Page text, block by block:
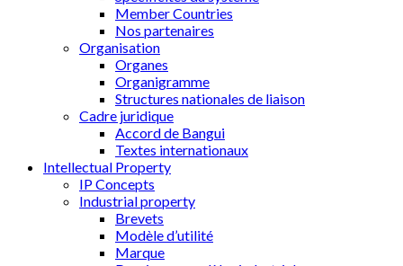
Member Countries
Nos partenaires
Organisation
Organes
Organigramme
Structures nationales de liaison
Cadre juridique
Accord de Bangui
Textes internationaux
Intellectual Property
IP Concepts
Industrial property
Brevets
Modèle d’utilité
Marque